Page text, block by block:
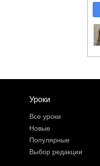
Уроки
Все уроки
Новые
Популярные
Выбор редакции